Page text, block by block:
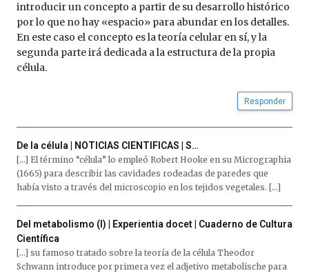
introducir un concepto a partir de su desarrollo histórico
por lo que no hay «espacio» para abundar en los detalles.
En este caso el concepto es la teoría celular en sí, y la
segunda parte irá dedicada a la estructura de la propia
célula.
Responder
De la célula | NOTICIAS CIENTIFICAS | S…
[…] El término “célula” lo empleó Robert Hooke en su Micrographia
(1665) para describir las cavidades rodeadas de paredes que
había visto a través del microscopio en los tejidos vegetales. […]
Del metabolismo (I) | Experientia docet | Cuaderno de Cultura
Científica
[…] su famoso tratado sobre la teoría de la célula Theodor
Schwann introduce por primera vez el adjetivo metabolische para